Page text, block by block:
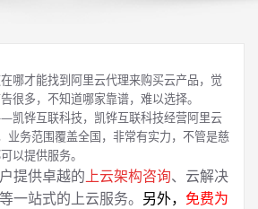
哪才能找到阿里云代理来购买云产品，觉
很多，不知道哪家靠谱，难以选择。
凯铧互联科技，凯铧互联科技经营阿里云
业务范围覆盖全国，非常有实力，不管是慈
以提供服务。
提供卓越的上云架构咨询、云解决
等一站式的上云服务。 另外， 免费为